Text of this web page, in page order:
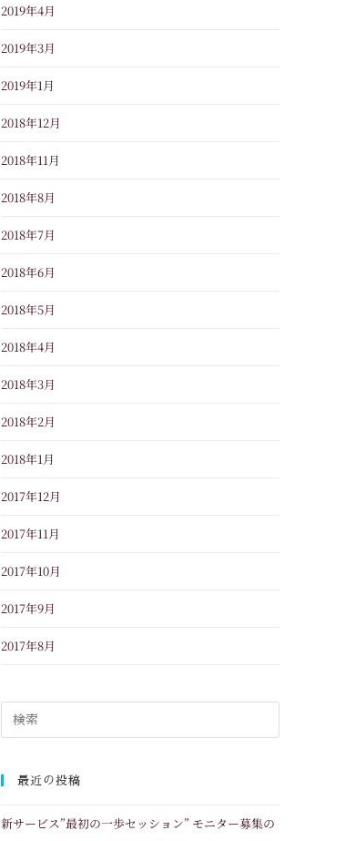
2019年4月
2019年3月
2019年1月
2018年12月
2018年11月
2018年8月
2018年7月
2018年6月
2018年5月
2018年4月
2018年3月
2018年2月
2018年1月
2017年12月
2017年11月
2017年10月
2017年9月
2017年8月
最近の投稿
新サービス”最初の一歩セッション” モニター募集の